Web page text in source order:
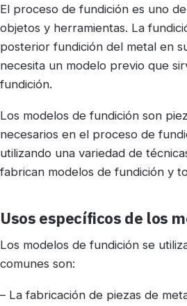
El proceso de fundición es uno
objetos y herramientas. La
posterior fundición del metal en
necesita un modelo previo que
fundición.
Los modelos de fundición son
necesarios en el proceso de
utilizando una variedad de
fabrican modelos de fundición y
Usos específicos de los
Los modelos de fundición se
comunes son:
– La fabricación de piezas de